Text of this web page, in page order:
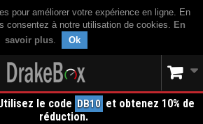
pour améliorer votre expérience en ligne. En
consentez à notre utilisation de cookies. En
savoir plus. Ok
le code DB10 et obtenez 10% de
réduction.